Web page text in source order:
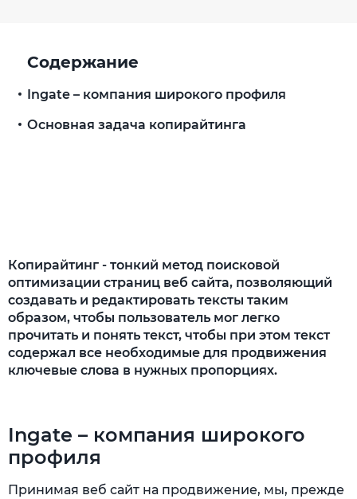
Копирайтинг - тонкий метод поисковой
оптимизации страниц веб сайта, позволяющий
создавать и редактировать тексты таким
образом, чтобы пользователь мог легко
прочитать и понять текст, чтобы при этом текст
содержал все необходимые для продвижения
ключевые слова в нужных пропорциях.
Ingate – компания широкого
профиля
Принимая веб сайт на продвижение, мы, прежде
Содержание
Ingate – компания широкого профиля
Основная задача копирайтинга